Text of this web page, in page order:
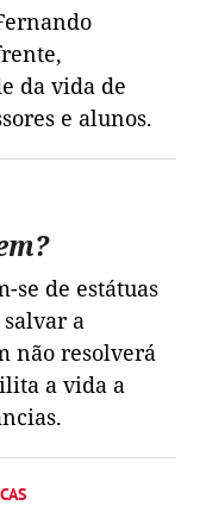
da vida de
e alunos.
se de estátuas
a
não resolverá
a vida a